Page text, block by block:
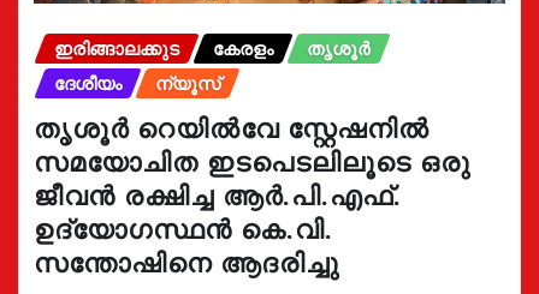
ഇരിങ്ങാലക്കുട കേരളം
തൃശൂർ
ദേശീയം
ന്യൂസ്
തൃശൂർ റെയിൽവേ സ്റ്റേഷനിൽ
സമയോചിത ഇടപെടലിലൂടെ ഒരു
ജീവൻ രക്ഷിച്ച ആർ.പി.എഫ്.
ഉദ്യോഗസ്ഥൻ കെ.വി.
സന്തോഷിനെ ആദരിച്ചു